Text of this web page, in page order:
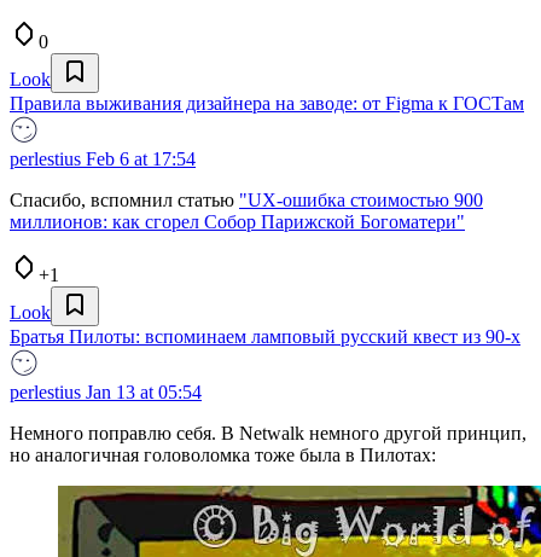
0
Look
Правила выживания дизайнера на заводе: от Figma к ГОСТам
perlestius Feb 6 at 17:54
Спасибо, вспомнил статью "UX-ошибка стоимостью 900
миллионов: как сгорел Собор Парижской Богоматери"
+1
Look
Братья Пилоты: вспоминаем ламповый русский квест из 90-х
perlestius Jan 13 at 05:54
Немного поправлю себя. В Netwalk немного другой принцип,
но аналогичная головоломка тоже была в Пилотах: